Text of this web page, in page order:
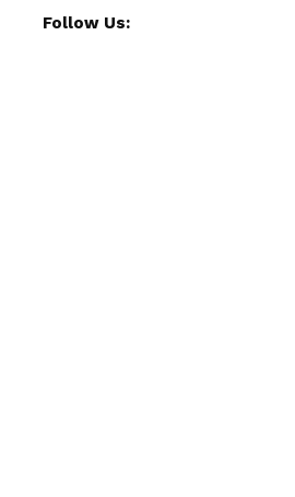
Follow Us: